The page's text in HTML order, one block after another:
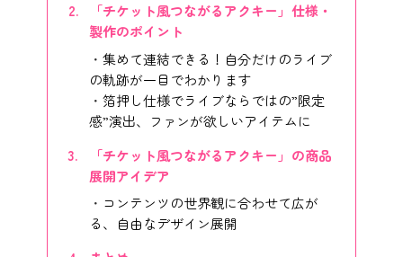
「チケット風つながるアクキー」仕様・
製作のポイント
集めて連結できる！自分だけのライブ
の軌跡が一目でわかります
箔押し仕様でライブならではの”限定
感”演出、ファンが欲しいアイテムに
「チケット風つながるアクキー」の商品
展開アイデア
コンテンツの世界観に合わせて広が
る、自由なデザイン展開